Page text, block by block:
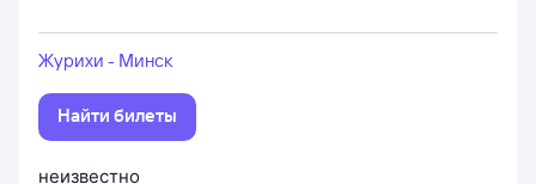
Журихи - Минск
Найти билеты
неизвестно